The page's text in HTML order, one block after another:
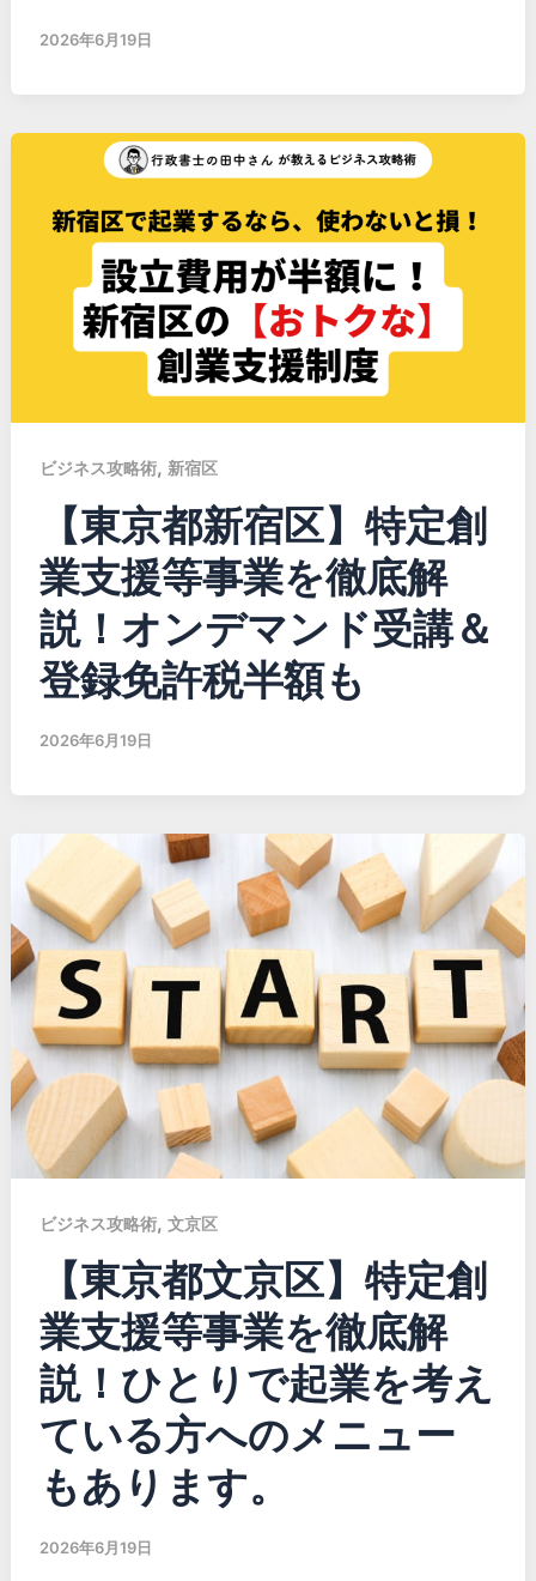
2026年6月19日
ビジネス攻略術, 新宿区
【東京都新宿区】特定創
業支援等事業を徹底解
説！オンデマンド受講＆
登録免許税半額も
2026年6月19日
ビジネス攻略術, 文京区
【東京都文京区】特定創
業支援等事業を徹底解
説！ひとりで起業を考え
ている方へのメニュー
もあります。
2026年6月19日